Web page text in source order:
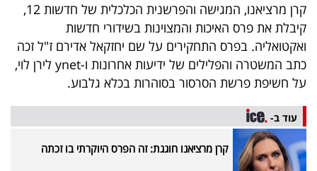
40
UNDER
40
שיתופי
פעולה
קרן מרציאנו, המגישה והפרשנית הכלכלית של חדשות 12,
קיבלת את פרס האיכות והמצוינות בשידורי חדשות
ואקטואליה. בפרס התחקירים על שם יחזקאל אדירם ז"ל זכה
כתב המשטרה והפלילים של ידיעות אחרונות ו-ynet לירן לוי,
על חשיפת פרשת הסרסור בסוהרות בכלא גלבוע.
עוד ב-
קרן מרציאנו חוגגת: זה הפרס היוקרתי בו זכתה